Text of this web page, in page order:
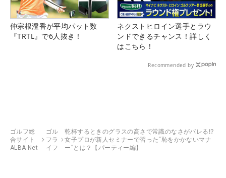
仲宗根澄香が平均パット数
『TRTL』で6人抜き！
ネクストヒロイン選手とラウ
ンドできるチャンス！詳しく
はこちら！
Recommended by
ゴルフ総
合サイト
ALBA Net
ゴル
フラ
イフ
乾杯するときのグラスの高さで常識のなさがバレる⁉
女子プロが新人セミナーで習った“恥をかかないマナ
ー”とは？【パーティー編】